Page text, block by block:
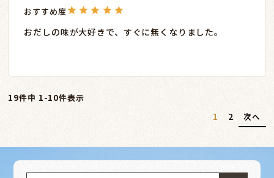
おだしの味が大好きで、すぐに無くなりました。
19件中 1-10件表示
1 2